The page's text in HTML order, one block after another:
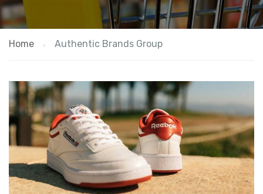
Home Authentic Brands Group